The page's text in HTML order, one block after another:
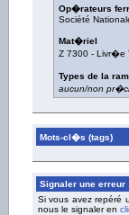
Op�rateurs
Société
Mat�riel
Z 7300 - Livr�e
Types de la
aucun/non
Mots-cl�s (tags)
Signaler une erreur
Si vous avez repéré
nous le signaler en